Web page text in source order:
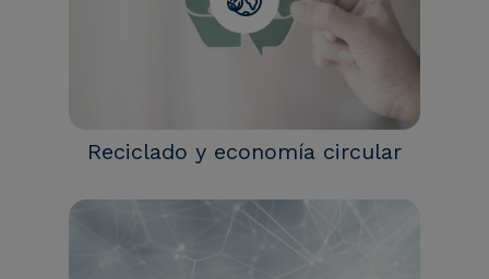
Reciclado y economía circular